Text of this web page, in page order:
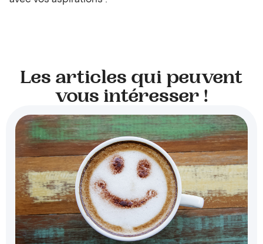
Les articles qui peuvent
vous intéresser !